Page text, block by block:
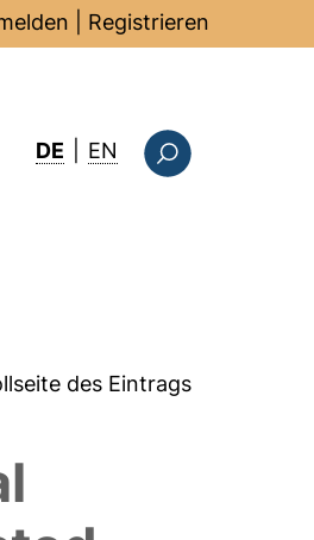
Registrieren
DE EN : this page in
des Eintrags